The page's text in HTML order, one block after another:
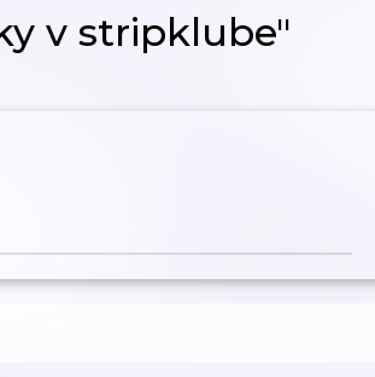
v stripklube"